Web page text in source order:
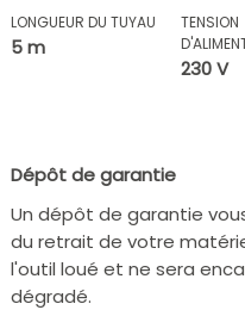
LONGUEUR DU TUYAU
5 m
TENSION
230 V
Dépôt de garantie
Un dépôt de garantie
du retrait de votre
l'outil loué et ne sera
dégradé.